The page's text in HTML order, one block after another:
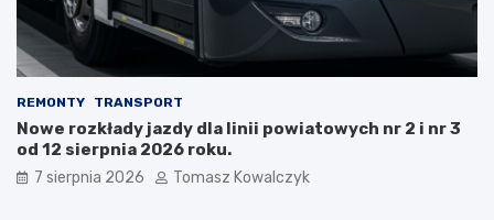
REMONTY TRANSPORT
Nowe rozkłady jazdy dla linii powiatowych nr 2 i nr 3
od 12 sierpnia 2026 roku.
7 sierpnia 2026 Tomasz Kowalczyk